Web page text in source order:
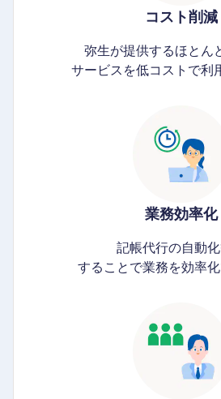
コスト削減
弥生が提供するほとん
サービスを低コストで利
業務効率化
記帳代行の自動
することで業務を効率化